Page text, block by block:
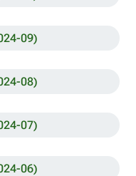
09)
08)
07)
06)